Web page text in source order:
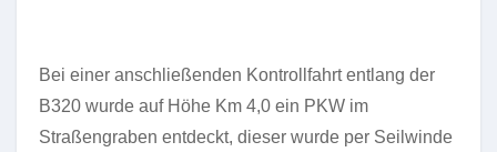
Bei einer anschließenden Kontrollfahrt entlang der
B320 wurde auf Höhe Km 4,0 ein PKW im
Straßengraben entdeckt, dieser wurde per Seilwinde